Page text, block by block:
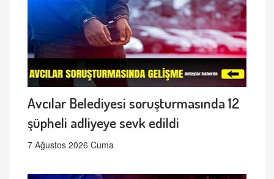
Avcılar Belediyesi soruşturmasında 12
şüpheli adliyeye sevk edildi
7 Ağustos 2026 Cuma